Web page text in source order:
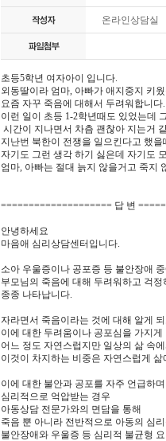
온라인상담실
초등5학년 여자아이 입니다.
외동딸이라 엄마, 아빠가 애지중지 키
요즘 자꾸 죽음에 대해서 두려워합니
이런 일이 초등 1-2학년때도 있었는데
시간이 지나면서 차츰 괜찮아 지는거
지난번 북한이 전쟁을 일으킨다고 했
자기도 그런 생각 하기 싫은데 자기도
엄마, 아빠는 절대 늙지 않을거고 죽지
==================== 답 변
안녕하세요
마음애 심리상담센터입니다.
소아 우울증이나 공포증 등 불안장애
부모님의 죽음에 대해 두려워하고 걱
종종 나타납니다.
자라면서 죽음이라는 것에 대해 알게
이에 대한 두려움이나 공포심을 가지게
어느 정도 자연스럽지만 일상의 삶 속
이것이 차지하는 비중은 자연스럽게
이에 대한 불안과 공포를 자주 언급하며
심리적으로 억압받는 경우
아동상담 전문가와의 면담을 통해
죽음 뿐 아니라 전반적으로 아동의 심
불안장애와 우울증 등 심리적 불균형